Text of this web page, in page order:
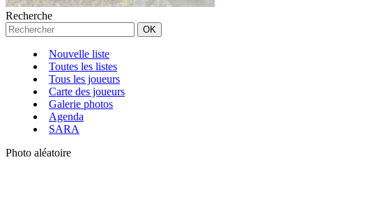
Recherche
Nouvelle liste
Toutes les listes
Tous les joueurs
Carte des joueurs
Galerie photos
Agenda
SARA
Photo aléatoire